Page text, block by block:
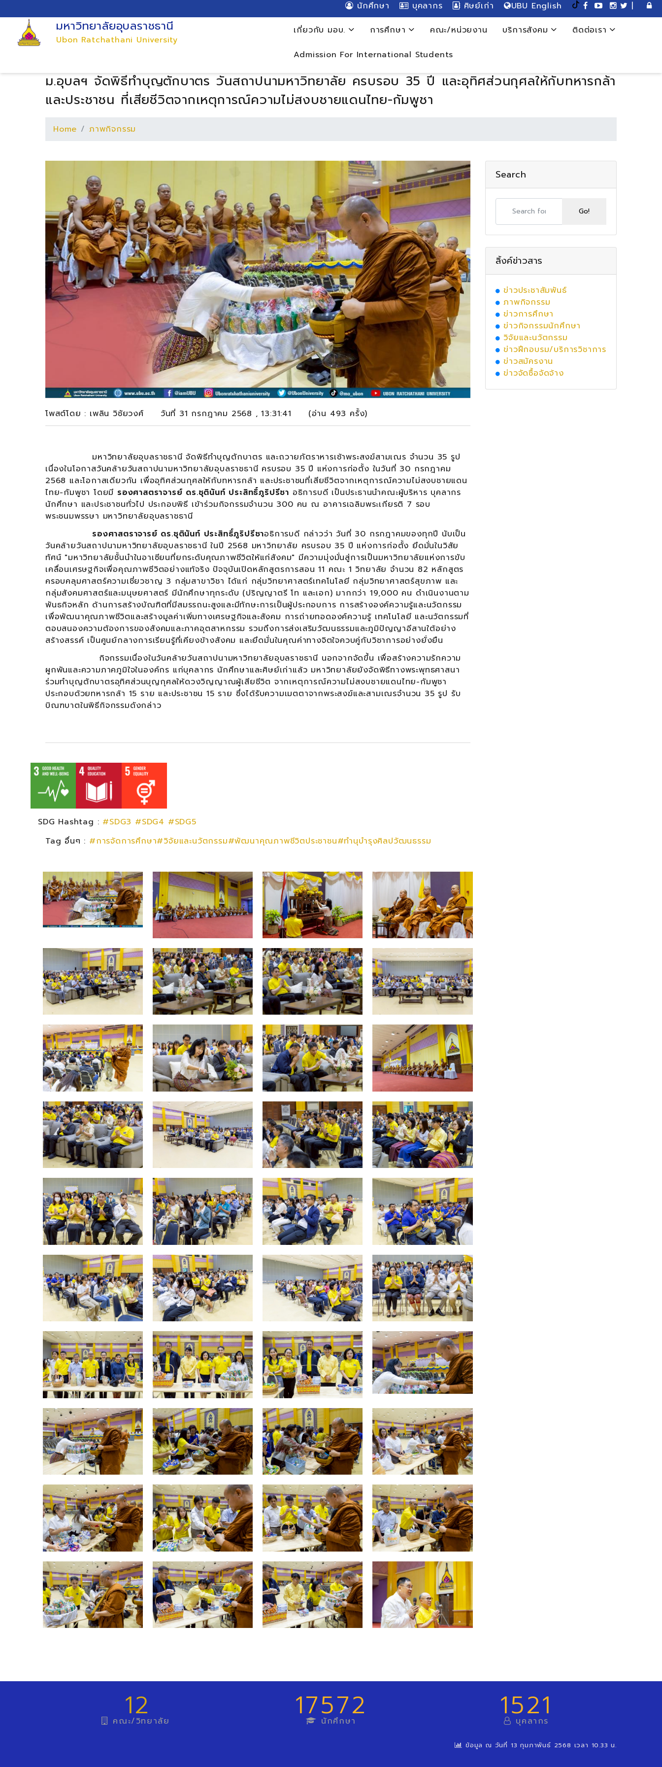
นักศึกษา บุคลากร ศิษย์เก่า UBU English |
มหาวิทยาลัยอุบลราชธานี
Ubon Ratchathani University
เกี่ยวกับ มอบ. การศึกษา คณะ/หน่วยงาน บริการสังคม ติดต่อเรา
Admission For International Students
ม.อุบลฯ จัดพิธีทำบุญตักบาตร วันสถาปนามหาวิทยาลัย ครบรอบ 35 ปี และอุทิศส่วนกุศลให้กับทหารกล้า
และประชาชน ที่เสียชีวิตจากเหตุการณ์ความไม่สงบชายแดนไทย-กัมพูชา
Home ภาพกิจกรรม
โพสต์โดย : เพลิน วิชัยวงศ์ วันที่ 31 กรกฎาคม 2568 , 13:31:41 (อ่าน 493 ครั้ง)
มหาวิทยาลัยอุบลราชธานี จัดพิธีทำบุญตักบาตร และถวายภัตราหารเช้าพระสงฆ์สามเณร จำนวน 35 รูป
เนื่องในโอกาสวันคล้ายวันสถาปนามหาวิทยาลัยอุบลราชธานี ครบรอบ 35 ปี แห่งการก่อตั้ง ในวันที่ 30 กรกฎาคม
2568 และโอกาสเดียวกัน เพื่ออุทิศส่วนกุศลให้กับทหารกล้า และประชาชนที่เสียชีวิตจากเหตุการณ์ความไม่สงบชายแดน
ไทย-กัมพูชา โดยมี รองศาสตราจารย์ ดร.ชุตินันท์ ประสิทธิ์ภูริปรีชา อธิการบดี เป็นประธานนำคณะผู้บริหาร บุคลากร
นักศึกษา และประชาชนทั่วไป ประกอบพิธี เข้าร่วมกิจกรรมจำนวน 300 คน ณ อาคารเฉลิมพระเกียรติ 7 รอบ
พระชนมพรรษา มหาวิทยาลัยอุบลราชธานี
รองศาสตราจารย์ ดร.ชุตินันท์ ประสิทธิ์ภูริปรีชาอธิการบดี กล่าวว่า วันที่ 30 กรกฎาคมของทุกปี นับเป็น
วันคล้ายวันสถาปนามหาวิทยาลัยอุบลราชธานี ในปี 2568 มหาวิทยาลัย ครบรอบ 35 ปี แห่งการก่อตั้ง ยึดมั่นในวิสัย
ทัศน์ "มหาวิทยาลัยชั้นนำในอาเซียนที่ยกระดับคุณภาพชีวิตให้แก่สังคม" มีความมุ่งมั่นสู่การเป็นมหาวิทยาลัยแห่งการขับ
เคลื่อนเศรษฐกิจเพื่อคุณภาพชีวิตอย่างแท้จริง ปัจจุบันเปิดหลักสูตรการสอน 11 คณะ 1 วิทยาลัย จำนวน 82 หลักสูตร
ครอบคลุมศาสตร์ความเชี่ยวชาญ 3 กลุ่มสาขาวิชา ได้แก่ กลุ่มวิทยาศาสตร์เทคโนโลยี กลุ่มวิทยาศาสตร์สุขภาพ และ
กลุ่มสังคมศาสตร์และมนุษยศาสตร์ มีนักศึกษาทุกระดับ (ปริญญาตรี โท และเอก) มากกว่า 19,000 คน ดำเนินงานตาม
พันธกิจหลัก ด้านการสร้างบัณฑิตที่มีสมรรถนะสูงและมีทักษะการเป็นผู้ประกอบการ การสร้างองค์ความรู้และนวัตกรรม
เพื่อพัฒนาคุณภาพชีวิตและสร้างมูลค่าเพิ่มทางเศรษฐกิจและสังคม การถ่ายทอดองค์ความรู้ เทคโนโลยี และนวัตกรรมที่
ตอบสนองความต้องการของสังคมและภาคอุตสาหกรรม รวมถึงการส่งเสริมวัฒนธรรมและภูมิปัญญาอีสานใต้อย่าง
สร้างสรรค์ เป็นศูนย์กลางการเรียนรู้ที่เคียงข้างสังคม และยึดมั่นในคุณค่าทางจิตใจควบคู่กับวิชาการอย่างยั่งยืน
กิจกรรมเนื่องในวันคล้ายวันสถาปนามหาวิทยาลัยอุบลราชธานี นอกจากจัดขึ้น เพื่อสร้างความรักความ
ผูกพันและความภาคภูมิใจในองค์กร แก่บุคลากร นักศึกษาและศิษย์เก่าแล้ว มหาวิทยาลัยยังจัดพิธีทางพระพุทธศาสนา
ร่วมทำบุญตักบาตรอุทิศส่วนบุญกุศลให้ดวงวิญญาณผู้เสียชีวิต จากเหตุการณ์ความไม่สงบชายแดนไทย-กัมพูชา
ประกอบด้วยทหารกล้า 15 ราย และประชาชน 15 ราย ซึ่งได้รับความเมตตาจากพระสงฆ์และสามเณรจำนวน 35 รูป รับ
บิณฑบาตในพิธีกิจกรรมดังกล่าว
SDG Hashtag : #SDG3 #SDG4 #SDG5
Tag อื่นๆ : #การจัดการศึกษา#วิจัยและนวัตกรรม#พัฒนาคุณภาพชีวิตประชาชน#ทำนุบำรุงศิลปวัฒนธรรม
Search
ลิ้งค์ข่าวสาร
ข่าวประชาสัมพันธ์
ภาพกิจกรรม
ข่าวการศึกษา
ข่าวกิจกรรมนักศึกษา
วิจัยและนวัตกรรม
ข่าวฝึกอบรม/บริการวิชาการ
ข่าวสมัครงาน
ข่าวจัดซื้อจัดจ้าง
12
คณะ/วิทยาลัย 17572
นักศึกษา 1521
บุคลากร
ข้อมูล ณ วันที่ 13 กุมภาพันธ์ 2568 เวลา 10.33 น.